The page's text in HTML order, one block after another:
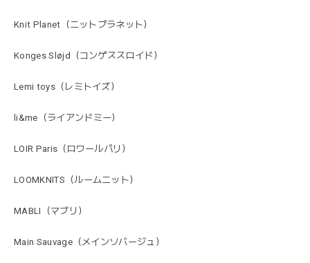
Knit Planet（ニットプラネット）
Konges Sløjd（コンゲススロイド）
Lemi toys（レミトイズ）
li&me（ライアンドミー）
LOIR Paris（ロワールパリ）
LOOMKNITS（ルームニット）
MABLI（マブリ）
Main Sauvage（メインソバージュ）